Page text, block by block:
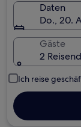
Daten
Do., 20.
Gäste
2
Ich reise